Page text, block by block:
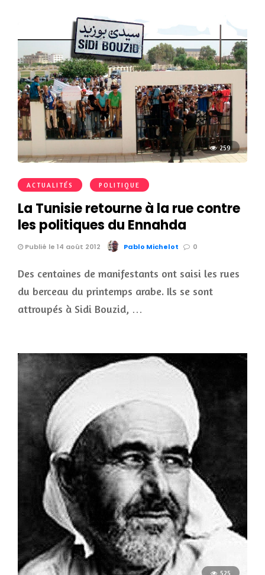
259
ACTUALITÉS POLITIQUE
La Tunisie retourne à la rue contre
les politiques du Ennahda
Publié le 14 août 2012 Pablo Michelot 0
Des centaines de manifestants ont saisi les rues
du berceau du printemps arabe. Ils se sont
attroupés à Sidi Bouzid, …
525